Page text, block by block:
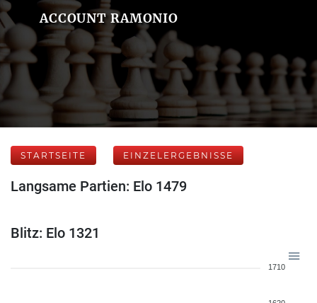
ACCOUNT RAMONIO
STARTSEITE EINZELERGEBNISSE
Langsame Partien: Elo 1479
Blitz: Elo 1321
1710